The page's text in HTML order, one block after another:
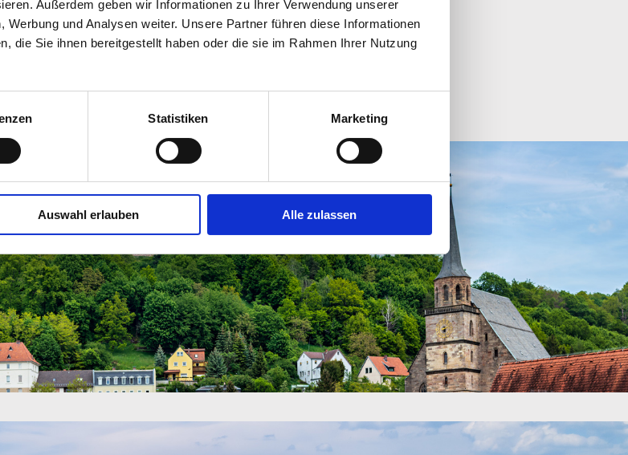
Außerdem geben wir Informationen zu Ihrer Verwendung unserer
und Analysen weiter. Unsere Partner führen diese Informationen
die Sie ihnen bereitgestellt haben oder die sie im Rahmen Ihrer Nutzung
Statistiken Marketing
Auswahl erlauben Alle zulassen